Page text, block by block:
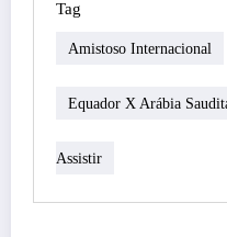
Tag
Amistoso Internacional
Equador X Arábia
Assistir